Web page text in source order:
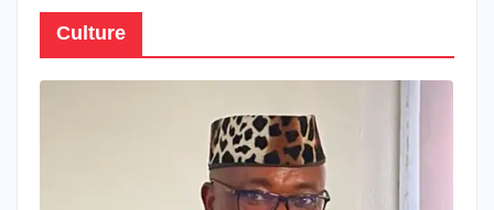
Culture